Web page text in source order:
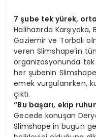
7 şube tek yürek,
Halihazırda Karşıyaka,
Gaziemir ve Torbalı
veren Slimshape’in
organizasyonunda
her şubenin
emek vurgulanırken,
çıktı.
“Bu başarı, ekip
Gecede konuşan
Slimshape’in bugün